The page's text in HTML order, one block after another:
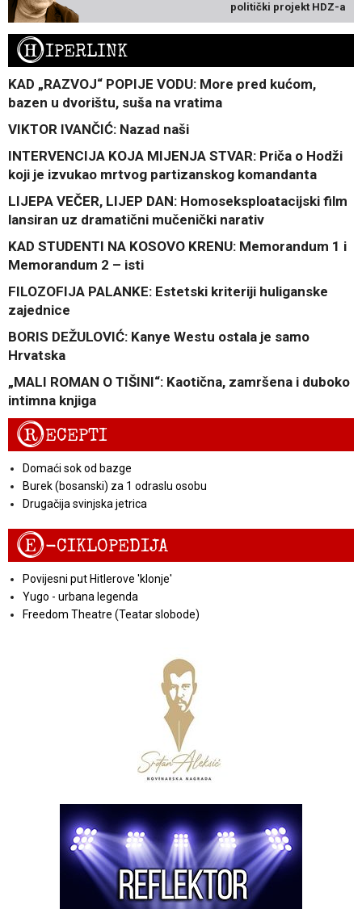
politički projekt HDZ-a
HIPERLINK
KAD „RAZVOJ“ POPIJE VODU: More pred kućom,
bazen u dvorištu, suša na vratima
VIKTOR IVANČIĆ: Nazad naši
INTERVENCIJA KOJA MIJENJA STVAR: Priča o Hodži
koji je izvukao mrtvog partizanskog komandanta
LIJEPA VEČER, LIJEP DAN: Homoseksploatacijski film
lansiran uz dramatični mučenički narativ
KAD STUDENTI NA KOSOVO KRENU: Memorandum 1 i
Memorandum 2 – isti
FILOZOFIJA PALANKE: Estetski kriteriji huliganske
zajednice
BORIS DEŽULOVIĆ: Kanye Westu ostala je samo
Hrvatska
„MALI ROMAN O TIŠINI“: Kaotična, zamršena i duboko
intimna knjiga
RECEPTI
Domaći sok od bazge
Burek (bosanski) za 1 odraslu osobu
Drugačija svinjska jetrica
E-CIKLOPEDIJA
Povijesni put Hitlerove 'klonje'
Yugo - urbana legenda
Freedom Theatre (Teatar slobode)